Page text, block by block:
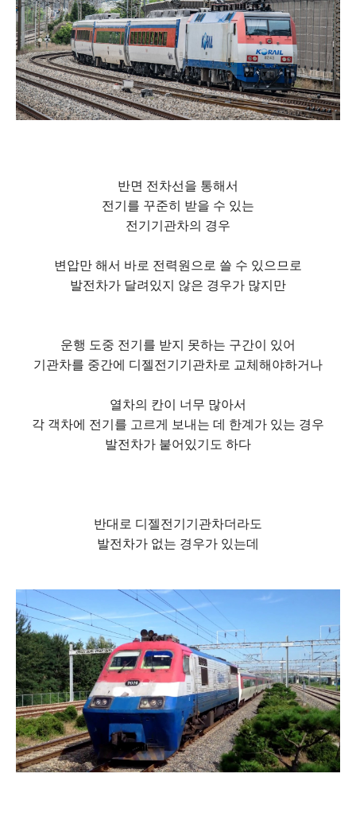
반면 전차선을 통해서
전기를 꾸준히 받을 수 있는
전기기관차의 경우
변압만 해서 바로 전력원으로 쓸 수 있으므로
발전차가 달려있지 않은 경우가 많지만
운행 도중 전기를 받지 못하는 구간이 있어
기관차를 중간에 디젤전기기관차로 교체해야하거나
열차의 칸이 너무 많아서
각 객차에 전기를 고르게 보내는 데 한계가 있는 경우
발전차가 붙어있기도 하다
반대로 디젤전기기관차더라도
발전차가 없는 경우가 있는데